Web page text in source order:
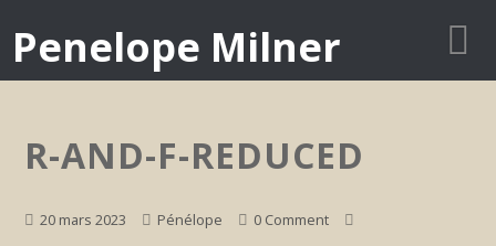
Penelope Milner
R-AND-F-REDUCED
20 mars 2023 Pénélope 0 Comment